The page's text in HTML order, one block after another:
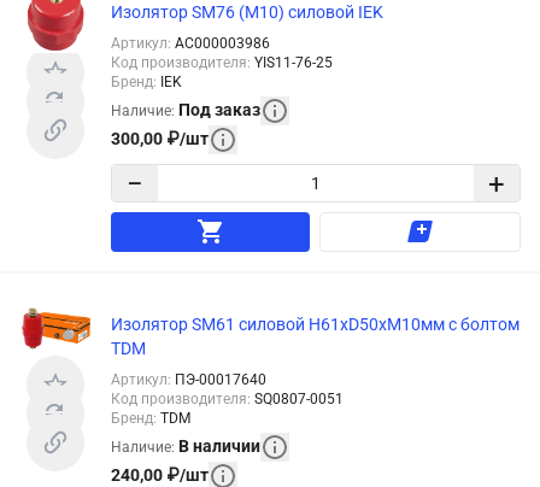
Изолятор SM76 (М10) силовой IEK
Артикул: АС000003986
Код производителя: YIS11-76-25
Бренд:
IEK
Наличие: Под заказ
300,00 ₽/шт
− +
Изолятор SM61 силовой H61xD50xM10мм с болтом
TDM
Артикул: ПЭ-00017640
Код производителя: SQ0807-0051
Бренд: TDM
Наличие: В наличии
240,00 ₽/шт